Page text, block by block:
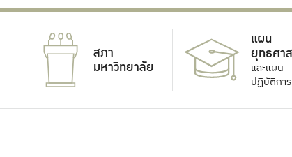
สภา
มหาวิทยาลัย
แผน
ยุทธศา
และแผน
ปฏิบัติการ